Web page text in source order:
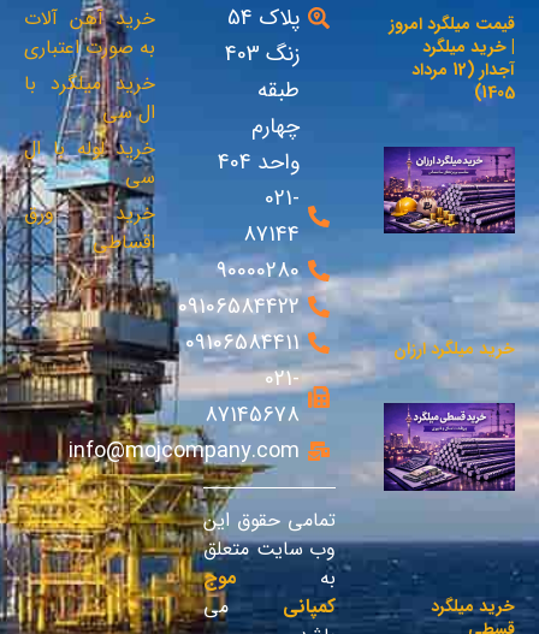
قیمت میلگرد امروز
| خرید میلگرد
آجدار (12 مرداد
1405)
خرید میلگرد ارزان
خرید میلگرد
قسطی
پلاک 54
زنگ 403
طبقه
چهارم
واحد 404
021-
87144
90000280
09106584422
09106584411
021-
87145678
info@mojcompany.com
تمامی حقوق این
وب سایت متعلق
به موج
کمپانیمی
خرید آهن آلات
به صورت اعتباری
خرید میلگرد با
ال سی
خرید لوله با ال
سی
خرید ورق
اقساطی